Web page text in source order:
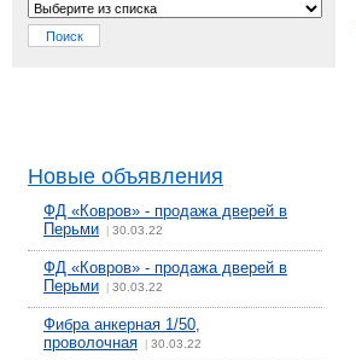
Новые объявления
ФД «Ковров» - продажа дверей в
Перьми
30.03.22
ФД «Ковров» - продажа дверей в
Перьми
30.03.22
Фибра анкерная 1/50,
проволочная
30.03.22